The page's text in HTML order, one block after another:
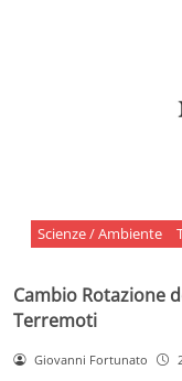
Scienze / Ambiente
Cambio Rotazione
Terremoti
Giovanni Fortunato